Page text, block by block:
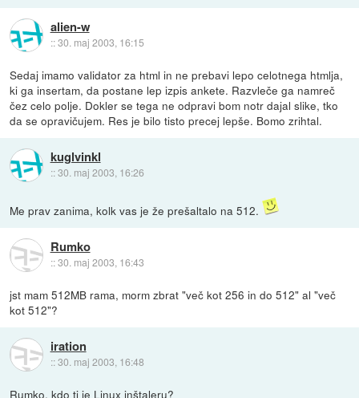
alien-w
::30. maj 2003, 16:15
Sedaj imamo validator za html in ne prebavi lepo celotnega htmlja,
ki ga insertam, da postane lep izpis ankete. Razvleče ga namreč
čez celo polje. Dokler se tega ne odpravi bom notr dajal slike, tko
da se opravičujem. Res je bilo tisto precej lepše. Bomo zrihtal.
kuglvinkl
::30. maj 2003, 16:26
Me prav zanima, kolk vas je že prešaltalo na 512.
Rumko
::30. maj 2003, 16:43
jst mam 512MB rama, morm zbrat "več kot 256 in do 512" al "več
kot 512"?
iration
::30. maj 2003, 16:48
Rumko, kdo ti je Linux inštaleru?